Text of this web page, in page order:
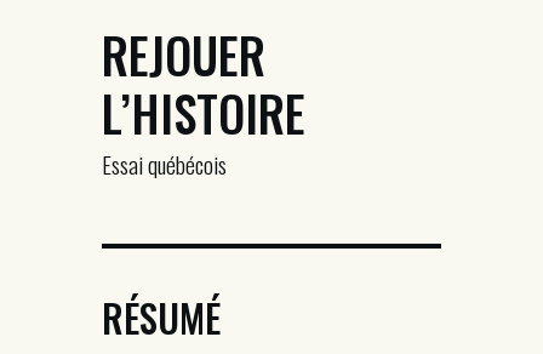
REJOUER
L’HISTOIRE
Essai québécois
RÉSUMÉ